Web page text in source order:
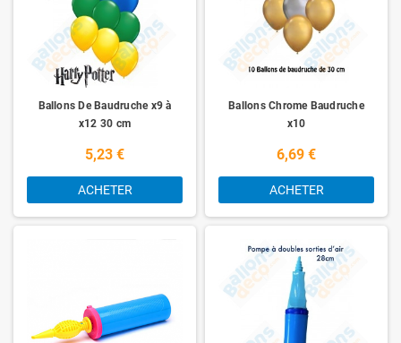
Ballons De Baudruche x9 à
x12 30 cm
5,23 €
ACHETER
Ballons Chrome Baudruche
x10
6,69 €
ACHETER